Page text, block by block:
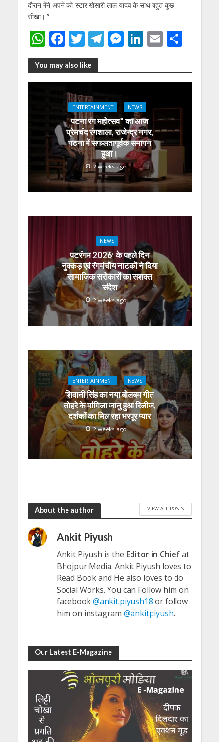
दौरान मैंने अपने को-स्टार खेसारी लाल यादव के साथ बहुत कुछ
सीखा। ”
W
h
at
s
p
F
ac
e
b
o
o
k
T
w
itt
er
T
e
gr
a
m
M
ss
e
n
g
er
Li
k
e
dI
n
E
ai
l
S
ar
e
You may also like
ENTERTAINMENT NEWS
पटना रंग महोत्सव” का आज
प्रेमचंद रंगशाला, राजेन्द्र नगर,
पटना में सफलतापूर्वक समापन
हुआ।
2 weeks ago
NEWS
पटरंगम 2026′ के पहले दिन
नुक्कड़ एवं रंगमंचीय नाटकों ने दिया
सामाजिक सरोकारों का सशक्त
संदेश
2 weeks ago
ENTERTAINMENT NEWS
शिवानी सिंह का नया बोलबम गीत
तोहरे के मांगिला जानु हुआ रिलीज,
दर्शकों का मिल रहा भरपूर प्यार
2 weeks ago
About the author VIEW ALL POSTS
Ankit Piyush
Ankit Piyush is the Editor in Chiefat
BhojpuriMedia. Ankit Piyush loves to
Read Book and He also loves to do
Social Works. You can Follow him on
facebook@ankit.piyush18 or follow
him on instagram @ankitpiyush.
Our Latest E-Magazine